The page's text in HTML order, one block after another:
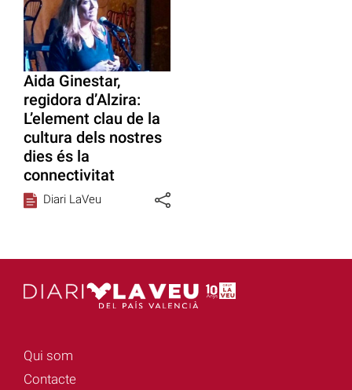
Aida Ginestar,
regidora d’Alzira:
L’element clau de la
cultura dels nostres
dies és la
connectivitat
Diari LaVeu
Qui som
Contacte